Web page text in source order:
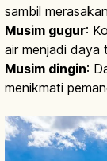
sambil
Musim gugur:
air menjadi daya
Musim dingin:
menikmati